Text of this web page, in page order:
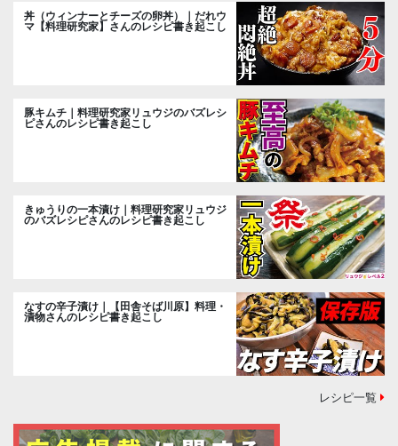
丼（ウィンナーとチーズの卵丼）｜だれウ
マ【料理研究家】さんのレシピ書き起こし
豚キムチ｜料理研究家リュウジのバズレシ
ピさんのレシピ書き起こし
きゅうりの一本漬け｜料理研究家リュウジ
のバズレシピさんのレシピ書き起こし
なすの辛子漬け｜【田舎そば川原】料理・
漬物さんのレシピ書き起こし
レシピ一覧